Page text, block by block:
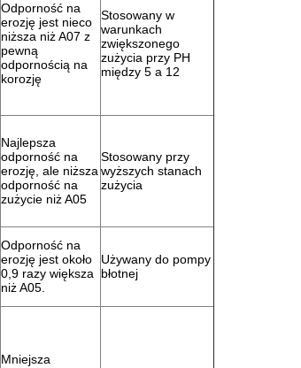
Odporność na
erozję jest nieco
niższa niż A07 z
pewną
odpornością na
korozję
Stosowany w
warunkach
zwiększonego
zużycia przy PH
między 5 a 12
Najlepsza
odporność na
erozję, ale niższa
odporność na
zużycie niż A05
Stosowany przy
wyższych stanach
zużycia
Odporność na
erozję jest około
0,9 razy większa
niż A05.
Używany do pompy
błotnej
Mniejsza